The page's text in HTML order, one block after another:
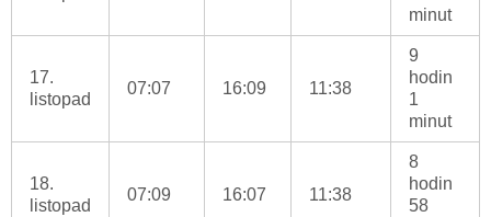
minut
17.
listopad
07:07 16:09 11:38
9
hodin
1
minut
18.
listopad
07:09 16:07 11:38
8
hodin
58